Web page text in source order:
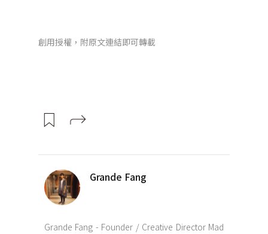
創用授權，附原文連結即可轉載
Grande Fang
Grande Fang - Founder / Creative Director Mad